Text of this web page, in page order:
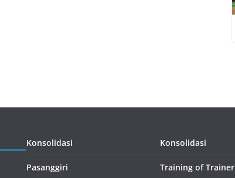
Konsolidasi
Pasanggiri
Konsolidasi
Training of Trainer